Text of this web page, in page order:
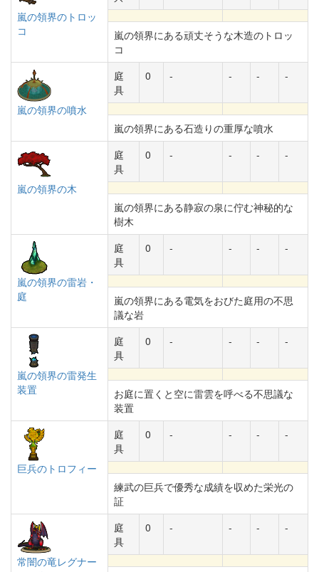
嵐の領界のトロッ
コ
嵐の領界にある頑丈そうな木造のトロッ
コ
嵐の領界の噴水
庭
具
0 - - - -
嵐の領界にある石造りの重厚な噴水
嵐の領界の木
庭
具
0 - - - -
嵐の領界にある静寂の泉に佇む神秘的な
樹木
嵐の領界の雷岩・
庭
庭
具
0 - - - -
嵐の領界にある電気をおびた庭用の不思
議な岩
嵐の領界の雷発生
装置
庭
具
0 - - - -
お庭に置くと空に雷雲を呼べる不思議な
装置
巨兵のトロフィー
庭
具
0 - - - -
練武の巨兵で優秀な成績を収めた栄光の
証
常闇の竜レグナー
庭
具
0 - - - -